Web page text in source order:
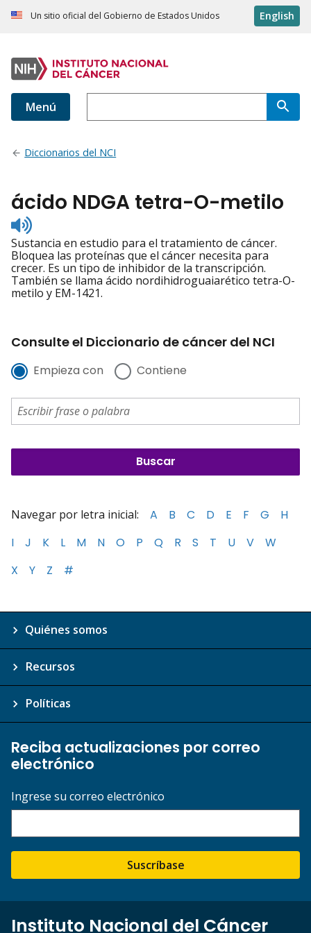
Un sitio oficial del Gobierno de Estados Unidos English
Menú
Diccionarios del NCI
ácido NDGA tetra-O-metilo
Listen
to
pronunciation
Sustancia en estudio para el tratamiento de cáncer.
Bloquea las proteínas que el cáncer necesita para
crecer. Es un tipo de inhibidor de la transcripción.
También se llama ácido nordihidroguaiarético tetra-O-
metilo y EM-1421.
Consulte el Diccionario de cáncer del NCI
Empieza con Contiene
Navegar por letra inicial: A B C D E F G
H
I
J K L M N O P Q R S T U V
W
X
Y Z #
Quiénes somos
Recursos
Políticas
Reciba actualizaciones por correo
electrónico
Ingrese su correo electrónico
Suscríbase
Instituto Nacional del Cáncer